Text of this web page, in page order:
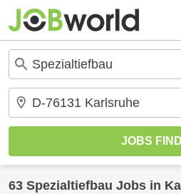
63 Spezialtiefbau Jobs in